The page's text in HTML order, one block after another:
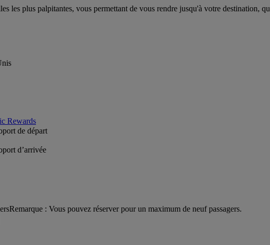
les plus palpitantes, vous permettant de vous rendre jusqu'à votre destination,
Rewards
de départ
d’arrivée
Remarque : Vous pouvez réserver pour un maximum de neuf passagers.